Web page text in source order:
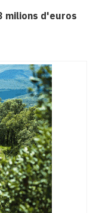
milions d'euros